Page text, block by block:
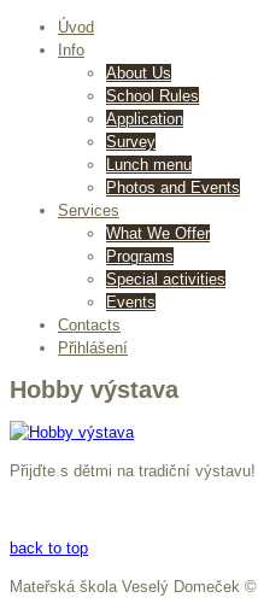
Úvod
Info
About Us
School Rules
Application
Survey
Lunch menu
Photos and Events
Services
What We Offer
Programs
Special activities
Events
Contacts
Přihlášení
Hobby výstava
Přijďte s dětmi na tradiční výstavu!
back to top
Mateřská škola Veselý Domeček ©